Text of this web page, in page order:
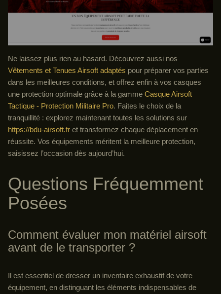
Ne laissez plus rien au hasard. Découvrez aussi nos
Vêtements et Tenues Airsoft adaptés pour préparer vos parties
dans les meilleures conditions, et offrez enfin à vos casques
une protection optimale grâce à la gamme Casque Airsoft
Tactique - Protection Militaire Pro. Faites le choix de la
tranquillité : explorez maintenant toutes les solutions sur
https://bdu-airsoft.fr et transformez chaque déplacement en
réussite. Vos équipements méritent la meilleure protection,
saisissez l’occasion dès aujourd’hui.
Questions Fréquemment
Posées
Comment évaluer mon matériel airsoft
avant de le transporter ?
Il est essentiel de dresser un inventaire exhaustif de votre
équipement, en distinguant les éléments indispensables de